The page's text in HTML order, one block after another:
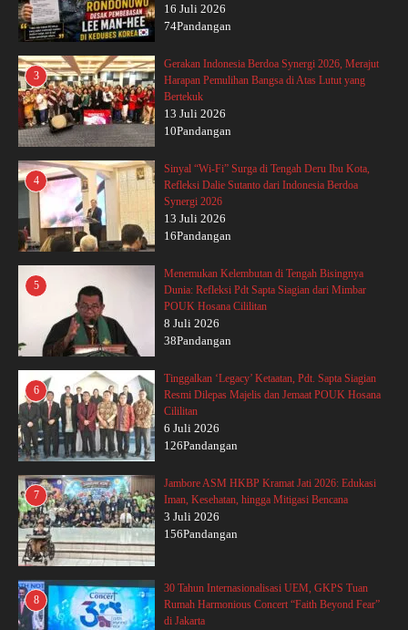
16 Juli 2026
74Pandangan
3
Gerakan Indonesia Berdoa Synergi 2026, Merajut
Harapan Pemulihan Bangsa di Atas Lutut yang
Bertekuk
13 Juli 2026
10Pandangan
4
Sinyal “Wi-Fi” Surga di Tengah Deru Ibu Kota,
Refleksi Dalie Sutanto dari Indonesia Berdoa
Synergi 2026
13 Juli 2026
16Pandangan
5
Menemukan Kelembutan di Tengah Bisingnya
Dunia: Refleksi Pdt Sapta Siagian dari Mimbar
POUK Hosana Cililitan
8 Juli 2026
38Pandangan
6
Tinggalkan ‘Legacy’ Ketaatan, Pdt. Sapta Siagian
Resmi Dilepas Majelis dan Jemaat POUK Hosana
Cililitan
6 Juli 2026
126Pandangan
7
Jambore ASM HKBP Kramat Jati 2026: Edukasi
Iman, Kesehatan, hingga Mitigasi Bencana
3 Juli 2026
156Pandangan
8
30 Tahun Internasionalisasi UEM, GKPS Tuan
Rumah Harmonious Concert “Faith Beyond Fear”
di Jakarta